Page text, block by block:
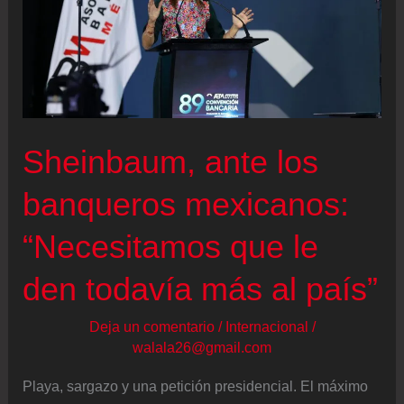
Sheinbaum, ante los
banqueros mexicanos:
“Necesitamos que le
den todavía más al país”
Deja un comentario / Internacional /
walala26@gmail.com
Playa, sargazo y una petición presidencial. El máximo